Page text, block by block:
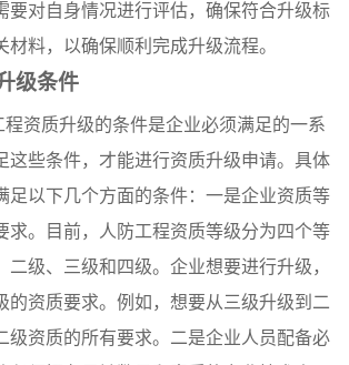
要对自身情况进行评估，确保符合升级标
材料，以确保顺利完成升级流程。
级条件
资质升级的条件是企业必须满足的一系
这些条件，才能进行资质升级申请。具体
足以下几个方面的条件：一是企业资质等
求。目前，人防工程资质等级分为四个等
二级、三级和四级。企业想要进行升级，
的资质要求。例如，想要从三级升级到二
级资质的所有要求。二是企业人员配备必